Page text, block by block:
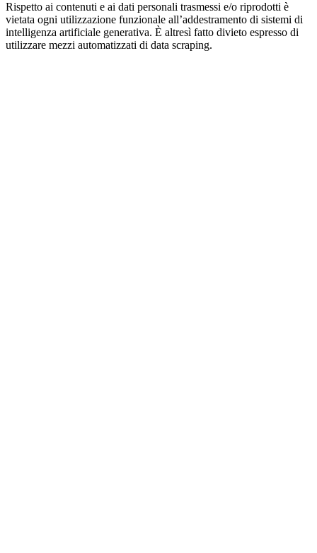
Rispetto ai contenuti e ai dati personali trasmessi e/o riprodotti è
vietata ogni utilizzazione funzionale all’addestramento di sistemi di
intelligenza artificiale generativa. È altresì fatto divieto espresso di
utilizzare mezzi automatizzati di data scraping.